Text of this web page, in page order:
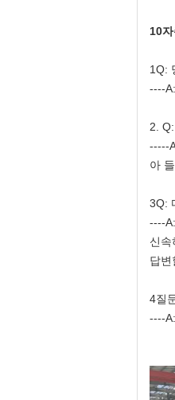
10
1Q:
----
2.
-----
아
3Q:
----
신속
답변
4질
----